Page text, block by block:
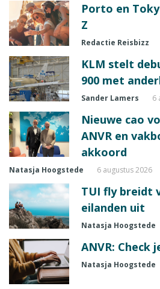
Porto en
Z
Redactie Reisbizz
KLM stelt
900 met
Sander Lamers 6
Nieuwe cao
ANVR en
akkoord
Natasja Hoogstede 6 augustus 2026
TUI fly breidt
eilanden uit
Natasja Hoogstede
ANVR: Check
Natasja Hoogstede